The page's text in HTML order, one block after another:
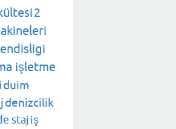
2
işletme
duim
denizcilik
stajiş